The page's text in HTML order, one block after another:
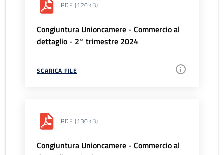
PDF (120KB)
Congiuntura Unioncamere - Commercio al
dettaglio - 2° trimestre 2024
SCARICA FILE
PDF (130KB)
Congiuntura Unioncamere - Commercio al